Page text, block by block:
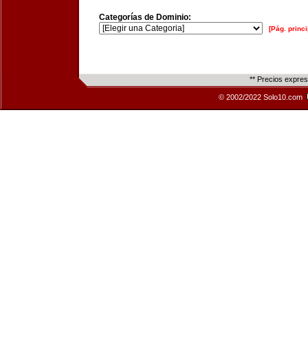
Categorías de Dominio:
[Pág.
** Precios
© 2002/2022 Solo10.com